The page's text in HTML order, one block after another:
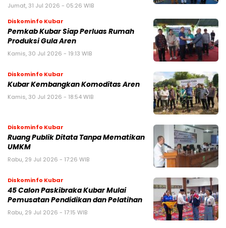
Jumat, 31 Jul 2026 - 05:26 WIB
Diskominfo Kubar
Pemkab Kubar Siap Perluas Rumah
Produksi Gula Aren
Kamis, 30 Jul 2026 - 19:13 WIB
Diskominfo Kubar
Kubar Kembangkan Komoditas Aren
Kamis, 30 Jul 2026 - 18:54 WIB
Diskominfo Kubar
Ruang Publik Ditata Tanpa Mematikan
UMKM
Rabu, 29 Jul 2026 - 17:26 WIB
Diskominfo Kubar
45 Calon Paskibraka Kubar Mulai
Pemusatan Pendidikan dan Pelatihan
Rabu, 29 Jul 2026 - 17:15 WIB